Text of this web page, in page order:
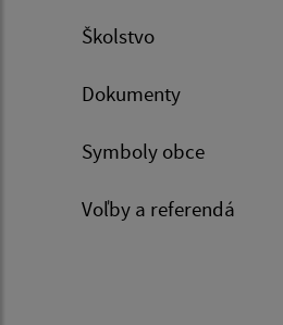
Školstvo
Dokumenty
Symboly obce
Voľby a referendá